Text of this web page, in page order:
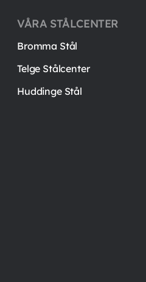
VÅRA STÅLCENTER
Bromma Stål
Telge Stålcenter
Huddinge Stål